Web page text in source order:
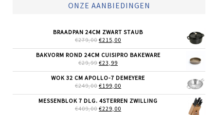
ONZE AANBIEDINGEN
BRAADPAN 24CM ZWART STAUB
€279,00 OORSPRONKELIJKE
WAS:
€279,00.
€215,00
IS:
BAKVORM ROND 24CM CUISIPRO BAKEWARE
€29,99 OORSPRONKELIJKE
WAS:
€29,99.
€23,99
IS:
€23,99.
WOK 32 CM APOLLO-7 DEMEYERE
€249,00 OORSPRONKELIJKE
WAS:
€249,00.
€199,00
IS:
MESSENBLOK 7 DLG. 4STERREN ZWILLING
€409,00 OORSPRONKELIJKE
€229,00